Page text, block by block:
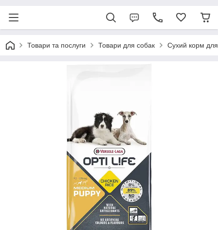
Товари та послуги Товари для собак Сухий корм